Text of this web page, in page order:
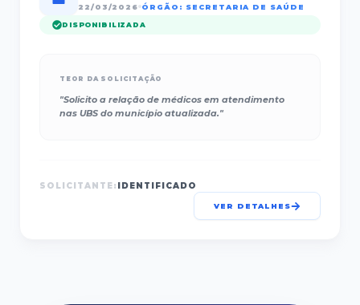
22/03/2026 ÓRGÃO: SECRETARIA DE SAÚDE
DISPONIBILIZADA
TEOR DA SOLICITAÇÃO
"Solicito a relação de médicos em atendimento
nas UBS do município atualizada."
SOLICITANTE: IDENTIFICADO
VER DETALHES